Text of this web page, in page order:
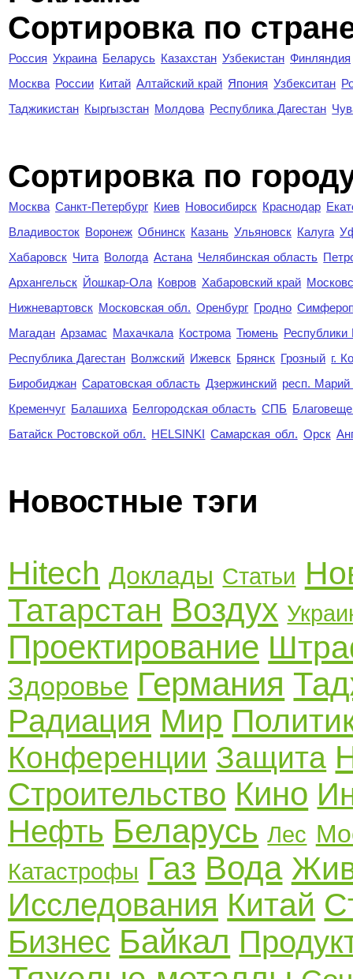
Сортировка по
Россия Украина Беларусь Казахстан Узбекистан Финляндия
Москва России Китай Алтайский край Япония Узбекситан
Таджикистан Кыргызстан Молдова Республика Дагестан
Cортировка по
Москва Санкт-Петербург Киев Новосибирск Краснодар
Владивосток Воронеж Обнинск Казань Ульяновск Калуга
Хабаровск Чита Вологда Астана Челябинская область
Архангельск Йошкар-Ола Ковров Хабаровский край
Нижневартовск Московская обл. Оренбург Гродно
Магадан Арзамас Махачкала Кострома Тюмень Республики
Республика Дагестан Волжский Ижевск Брянск Грозный г.
Биробиджан Саратовская область Дзержинский респ.
Кременчуг Балашиха Белгородская область СПБ
Батайск Ростовской обл. HELSINKI Самарская обл. Орск
Новостные тэги
Hitech Доклады Статьи
Татарстан Воздух
Проектирование
Здоровье Германия
Радиация Мир
Конференции Защита
Строительство Кино
Нефть Беларусь Лес
Катастрофы Газ Вода
Исследования Китай
Бизнес Байкал